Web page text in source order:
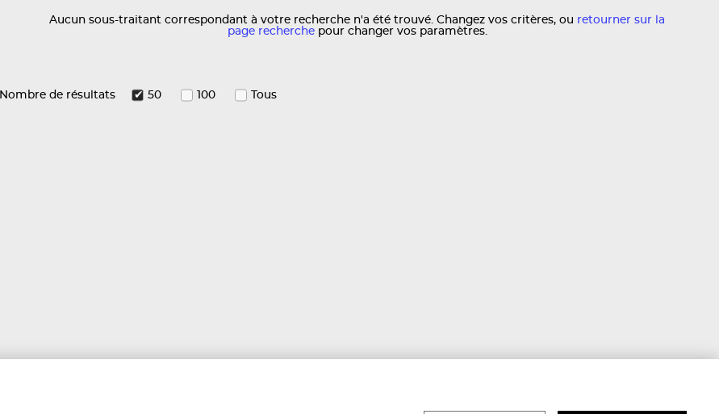
Aucun sous-traitant correspondant à votre recherche n'a été trouvé. Changez vos critères, ou retourner sur la
page recherchepour changer vos paramètres.
Nombre de résultats 50 100 Tous